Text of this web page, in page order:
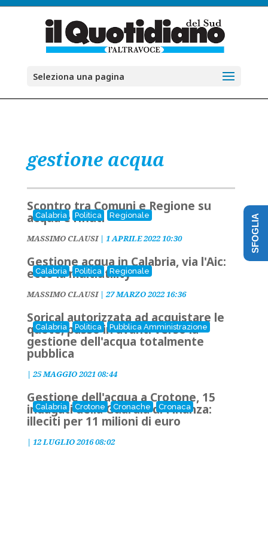
Seleziona una pagina
gestione acqua
Calabria Politica Regionale
Scontro tra Comuni e Regione su
acqua e rifiuti
MASSIMO CLAUSI| 1 APRILE 2022 10:30
Calabria Politica Regionale
Gestione acqua in Calabria, via l'Aic:
ecco la multiutility
MASSIMO CLAUSI| 27 MARZO 2022 16:36
Calabria Politica Pubblica Amministrazione
Sorical autorizzata ad acquistare le
quote, passo in avanti verso la
gestione dell'acqua totalmente
pubblica
| 25 MAGGIO 2021 08:44
Calabria Crotone Cronache Cronaca
Gestione dell'acqua a Crotone, 15
indagati della Guardia di Finanza:
illeciti per 11 milioni di euro
| 12 LUGLIO 2016 08:02
SFOGLIA